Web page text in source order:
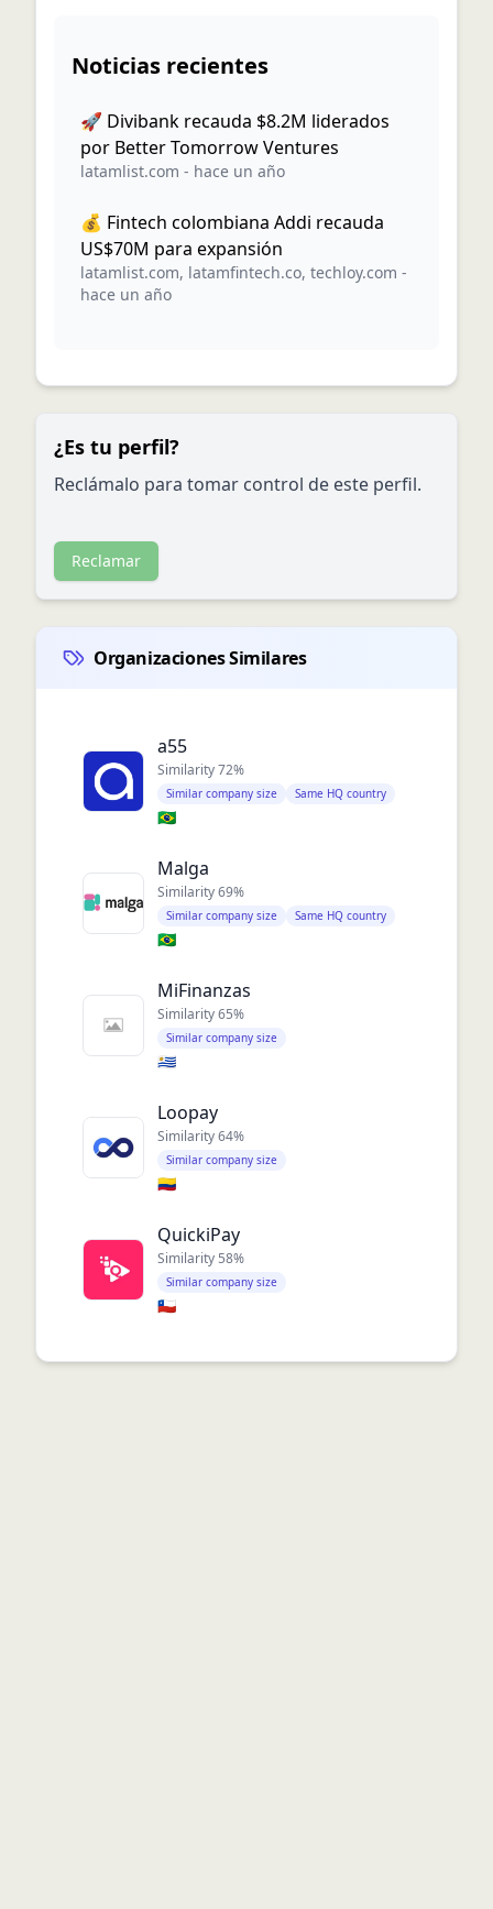
Noticias recientes
🚀 Divibank recauda $8.2M liderados
por Better Tomorrow Ventures
latamlist.com - hace un año
💰 Fintech colombiana Addi recauda
US$70M para expansión
latamlist.com, latamfintech.co, techloy.com -
hace un año
¿Es tu perfil?
Reclámalo para tomar control de este perfil.
Reclamar
Organizaciones Similares
a55
Similarity72%
Similar company size Same HQ country
🇧🇷
Malga
Similarity69%
Similar company size Same HQ country
🇧🇷
MiFinanzas
Similarity65%
Similar company size
🇺🇾
Loopay
Similarity64%
Similar company size
🇨🇴
QuickiPay
Similarity 58%
Similar company size
🇨🇱